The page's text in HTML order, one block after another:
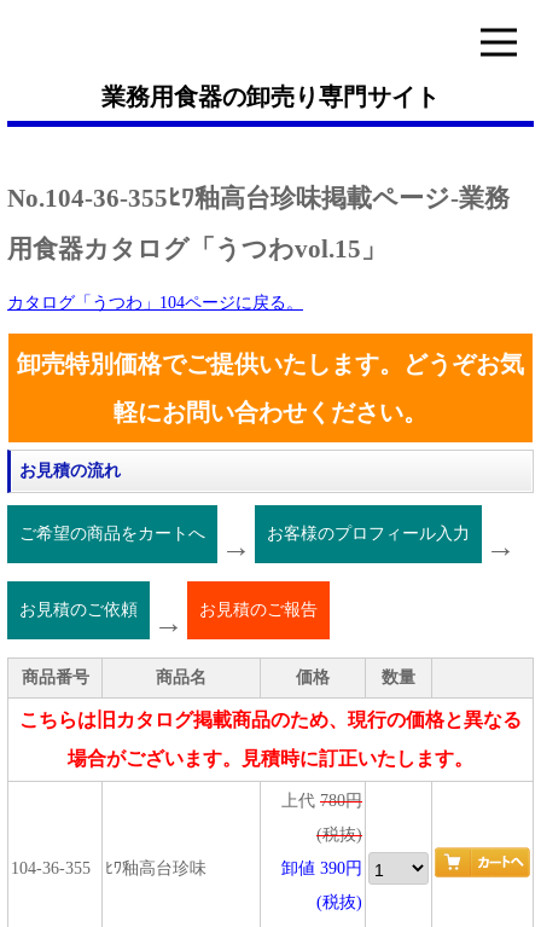
業務用食器の卸売り専門サイト
No.104-36-355ﾋﾜ釉高台珍味掲載ページ-業務
用食器カタログ「うつわvol.15」
カタログ「うつわ」104ページに戻る。
卸売特別価格でご提供いたします。どうぞお気
軽にお問い合わせください。
お見積の流れ
ご希望の商品をカートへ → お客様のプロフィール入力 →
お見積のご依頼 → お見積のご報告
商品番号 商品名 価格 数量
こちらは旧カタログ掲載商品のため、現行の価格と異なる
場合がございます。見積時に訂正いたします。
104-36-355 ﾋﾜ釉高台珍味
上代 780円
(税抜)
卸値 390円
(税抜)